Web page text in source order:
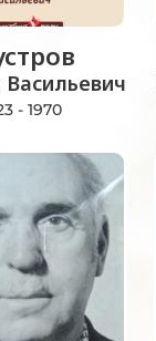
Васильевич
- 1970